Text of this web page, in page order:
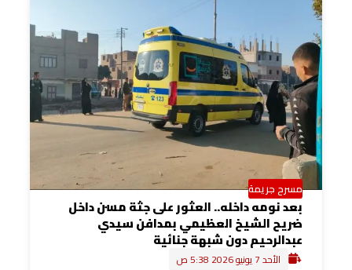
مسرح جريمة
بعد نومه داخله.. العثور على جثة مسن داخل
ضريح الشيخ العظيمي بمدافن سيدي
عبدالرحيم دون شبهة جنائية
الأحد 7 يونيو 2026 5:38 ص